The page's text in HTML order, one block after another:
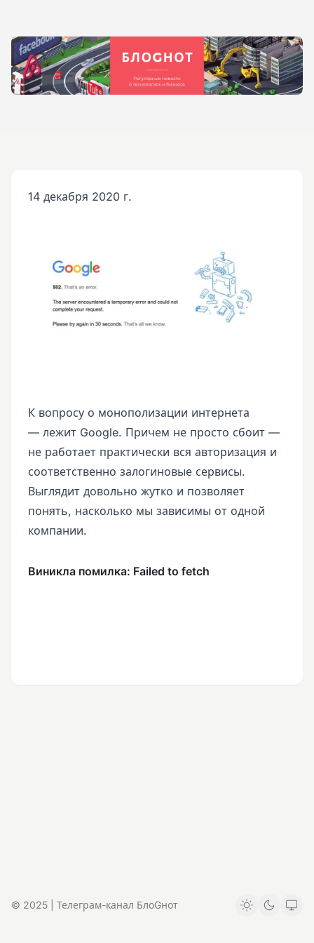
14 декабря 2020 г.
К вопросу о монополизации интернета
— лежит Google. Причем не просто сбоит —
не работает практически вся авторизация и
соответственно залогиновые сервисы.
Выглядит довольно жутко и позволяет
понять, насколько мы зависимы от одной
компании.
© 2025 | Телеграм-канал БлоGнот